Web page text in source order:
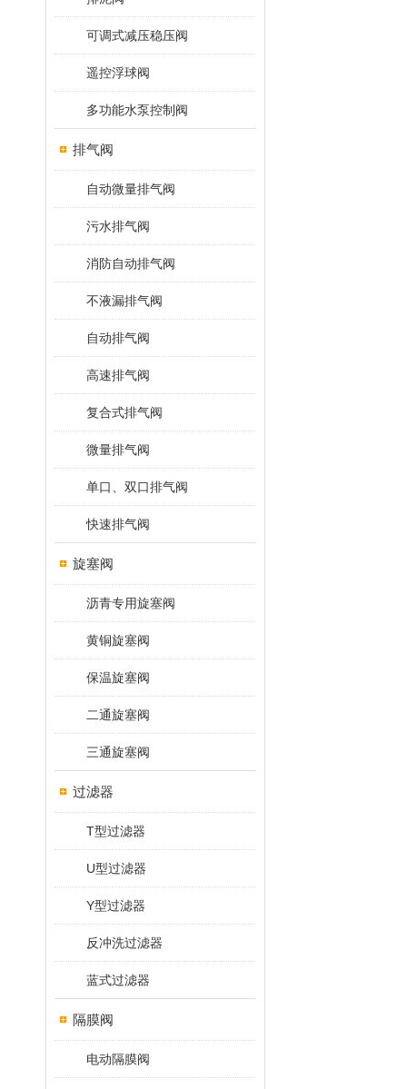
可调式减压稳压阀
遥控浮球阀
多功能水泵控制阀
排气阀
自动微量排气阀
污水排气阀
消防自动排气阀
不液漏排气阀
自动排气阀
高速排气阀
复合式排气阀
微量排气阀
单口、双口排气阀
快速排气阀
旋塞阀
沥青专用旋塞阀
黄铜旋塞阀
保温旋塞阀
二通旋塞阀
三通旋塞阀
过滤器
T型过滤器
U型过滤器
Y型过滤器
反冲洗过滤器
蓝式过滤器
隔膜阀
电动隔膜阀